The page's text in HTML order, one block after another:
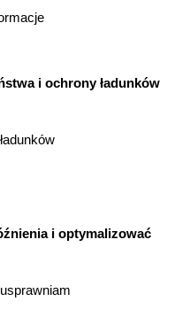
i ochrony ładunków
i optymalizować